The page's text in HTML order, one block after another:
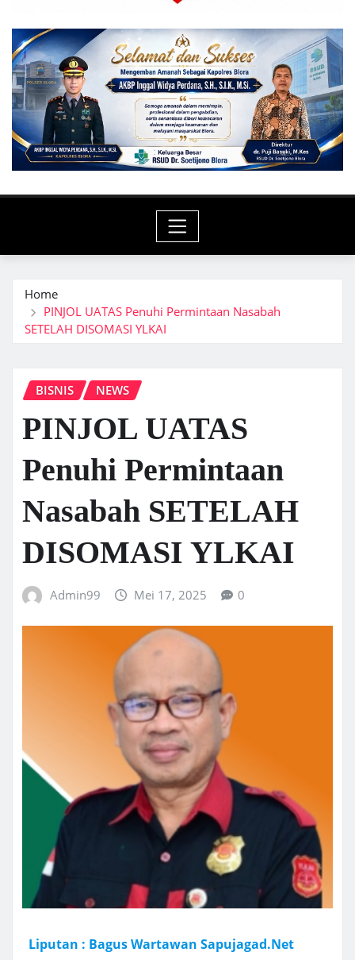
Home
PINJOL UATAS Penuhi Permintaan Nasabah
SETELAH DISOMASI YLKAI
BISNIS NEWS
PINJOL UATAS
Penuhi Permintaan
Nasabah SETELAH
DISOMASI YLKAI
Admin99 Mei 17, 2025 0
Liputan : Bagus Wartawan Sapujagad.Net